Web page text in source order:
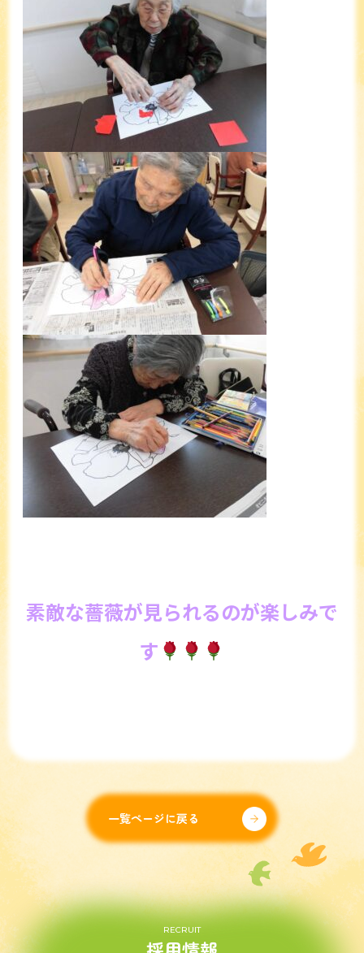
素敵な薔薇が見られるのが楽しみで
す
一覧ページに戻る
RECRUIT